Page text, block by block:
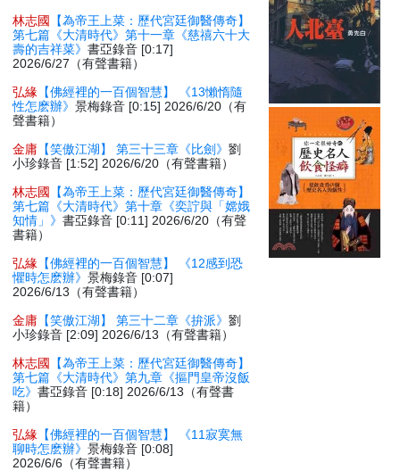
林志國
【為帝王上菜：歷代宮廷御醫傳奇】
第七篇《大清時代》第十一章《慈禧六十大
壽的吉祥菜》書亞錄音 [0:17]
2026/6/27（有聲書籍）
弘緣 【佛經裡的一百個智慧】 《13懶惰隨
性怎麽辦》景梅錄音 [0:15] 2026/6/20（有
聲書籍）
金庸 【笑傲江湖】 第三十三章《比劍》劉
小珍錄音 [1:52] 2026/6/20（有聲書籍）
林志國
【為帝王上菜：歷代宮廷御醫傳奇】
第七篇《大清時代》第十章《奕詝與「嫦娥
知情」》書亞錄音 [0:11] 2026/6/20（有聲
書籍）
弘緣 【佛經裡的一百個智慧】 《12感到恐
懼時怎麽辦》景梅錄音 [0:07]
2026/6/13（有聲書籍）
金庸 【笑傲江湖】 第三十二章《拚派》劉
小珍錄音 [2:09] 2026/6/13（有聲書籍）
林志國
【為帝王上菜：歷代宮廷御醫傳奇】
第七篇《大清時代》第九章《摳門皇帝沒飯
吃》書亞錄音 [0:18] 2026/6/13（有聲書
籍）
弘緣 【佛經裡的一百個智慧】 《11寂寞無
聊時怎麽辦》景梅錄音 [0:08]
2026/6/6（有聲書籍）